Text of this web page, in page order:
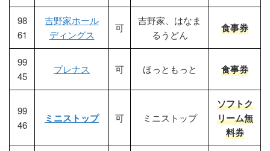
98
61
吉野家ホール
ディングス
可
吉野家、はなま
るうどん
食事券
99
45
プレナス 可 ほっともっと 食事券
99
46
ミニストップ 可 ミニストップ
ソフトク
リーム無
料券